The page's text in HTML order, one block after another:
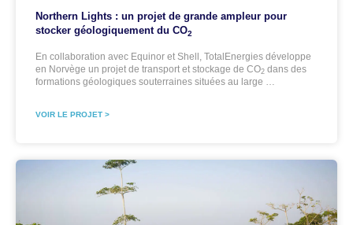
Northern Lights : un projet de grande ampleur pour
stocker géologiquement du CO2
En collaboration avec Equinor et Shell, TotalEnergies développe
en Norvège un projet de transport et stockage de CO2 dans des
formations géologiques souterraines situées au large …
VOIR LE PROJET >